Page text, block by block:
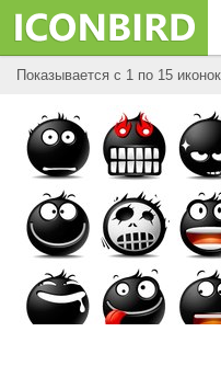
Показывается с 1 по 15